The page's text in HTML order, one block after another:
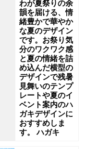
わが夏祭りの余
韻を届ける、情
緒豊かで華やか
な夏のデザイン
です。お祭り気
分のワクワク感
と夏の情緒を詰
め込んだ横型の
デザインで残暑
見舞いのテンプ
レートや夏のイ
ベント案内のハ
ガキデザインに
おすすめしま
す。 ハガキ